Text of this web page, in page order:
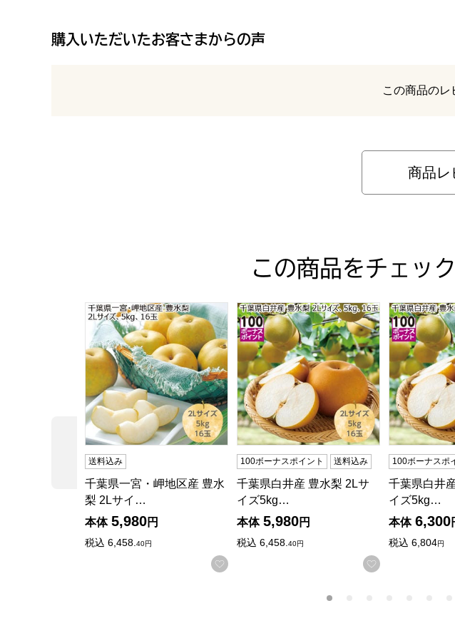
購入いただいたお客さまからの声
レビュー
この商品のレ
商品レ
この商品をチェッ
前の商品
千葉県一宮・岬地区産 豊水梨 2Lサイズ5kg16玉【限定200点】【お届
送料込み
千葉県一宮・岬地区産 豊水
梨 2Lサイ…
本体 5,980円
税込 6,458.40円
お気に入りに登録する
千葉県白井産 豊水梨 2Lサイズ5kg16玉【
100ボーナスポイント 送料込み
千葉県白井産 豊水梨 2Lサ
イズ5kg…
本体 5,980円
税込 6,458.40円
お気に入りに
千葉県白井
100ボーナスポ
千葉県白井
イズ5kg…
本体 6,300
税込 6,804円